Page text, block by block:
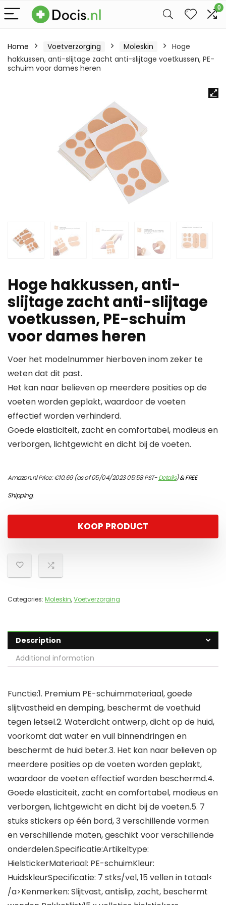
0
Home Voetverzorging Moleskin
Hoge
hakkussen, anti-slijtage zacht anti-slijtage voetkussen, PE-
schuim voor dames heren
Hoge hakkussen, anti-
slijtage zacht anti-slijtage
voetkussen, PE-schuim
voor dames heren
Voer het modelnummer hierboven inom zeker te
weten dat dit past.
Het kan naar believen op meerdere posities op de
voeten worden geplakt, waardoor de voeten
effectief worden verhinderd.
Goede elasticiteit, zacht en comfortabel, modieus en
verborgen, lichtgewicht en dicht bij de voeten.
Amazon.nl Price:€10.69(as of 05/04/2023 05:58 PST-Details)&FREE
Shipping.
KOOP PRODUCT
Categories: Moleskin,Voetverzorging
Description
Additional information
Functie:1. Premium PE-schuimmateriaal, goede
slijtvastheid en demping, beschermt de voethuid
tegen letsel.2. Waterdicht ontwerp, dicht op de huid,
voorkomt dat water en vuil binnendringen en
beschermt de huid beter.3. Het kan naar believen op
meerdere posities op de voeten worden geplakt,
waardoor de voeten effectief worden beschermd.4.
Goede elasticiteit, zacht en comfortabel, modieus en
verborgen, lichtgewicht en dicht bij de voeten.5. 7
stuks stickers op één bord, 3 verschillende vormen
en verschillende maten, geschikt voor verschillende
onderdelen.Specificatie:Artikeltype:
HielstickerMateriaal: PE-schuimKleur:
HuidskleurSpecificatie: 7 stks/vel, 15 vellen in totaal<
/a>Kenmerken: Slijtvast, antislip, zacht, beschermt